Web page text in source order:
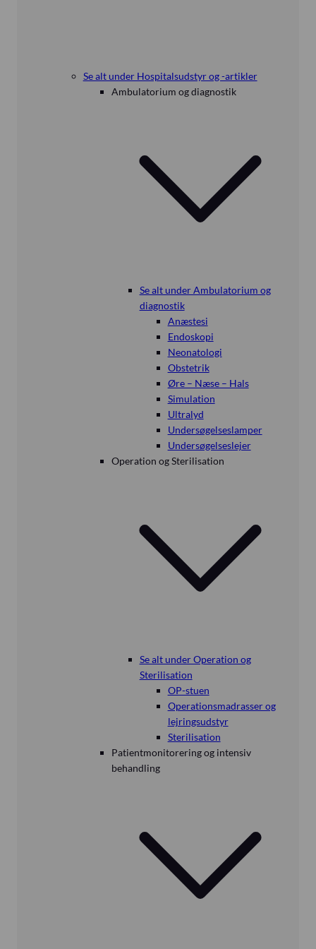
Se alt under Hospitalsudstyr og -artikler
Ambulatorium og diagnostik
Se alt under Ambulatorium og
diagnostik
Anæstesi
Endoskopi
Neonatologi
Obstetrik
Øre – Næse – Hals
Simulation
Ultralyd
Undersøgelseslamper
Undersøgelseslejer
Operation og Sterilisation
Se alt under Operation og
Sterilisation
OP-stuen
Operationsmadrasser og
lejringsudstyr
Sterilisation
Patientmonitorering og intensiv
behandling